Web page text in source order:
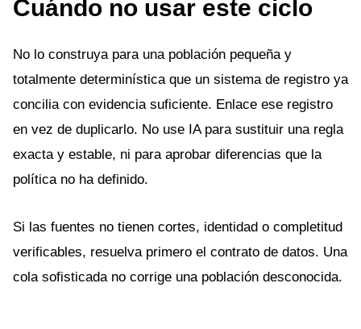
Cuándo no usar este ciclo
No lo construya para una población pequeña y
totalmente determinística que un sistema de registro ya
concilia con evidencia suficiente. Enlace ese registro
en vez de duplicarlo. No use IA para sustituir una regla
exacta y estable, ni para aprobar diferencias que la
política no ha definido.
Si las fuentes no tienen cortes, identidad o completitud
verificables, resuelva primero el contrato de datos. Una
cola sofisticada no corrige una población desconocida.